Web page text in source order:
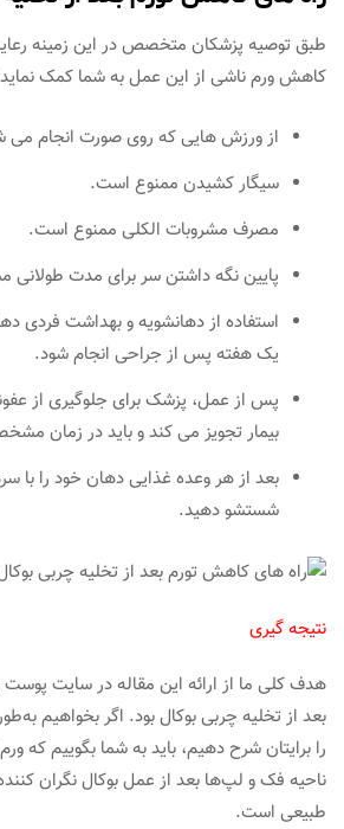
طبق توصیه پزشکان متخصص در این زمینه
کاهش ورم ناشی از این عمل به شما کمک
از ورزش هایی که روی صورت انجام می
سیگار کشیدن ممنوع است.
مصرف مشروبات الکلی ممنوع است.
پایین نگه داشتن سر برای مدت طولانی
استفاده از دهانشویه و بهداشت فردی
یک هفته پس از جراحی انجام شود.
پس از عمل، پزشک برای جلوگیری از
بیمار تجویز می کند و باید در زمان
بعد از هر وعده غذایی دهان خود را
شستشو دهید.
نتیجه گیری
هدف کلی ما از ارائه این مقاله در سایت پوست
بعد از تخلیه چربی بوکال بود. اگر بخواهیم
را برایتان شرح دهیم، باید به شما بگوییم
ناحیه فک و لپ‌ها بعد از عمل بوکال نگران
طبیعی است.